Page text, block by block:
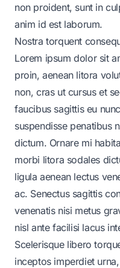
non proident, sunt in
anim id est laborum.
Nostra torquent
Lorem ipsum dolor sit
proin, aenean litora
non, cras ut cursus et
faucibus sagittis eu
suspendisse penatibus
dictum. Ornare mi
morbi litora sodales
ligula aenean lectus
ac. Senectus sagittis
venenatis nisi metus
nisl ante facilisi lacus
Scelerisque libero
inceptos imperdiet